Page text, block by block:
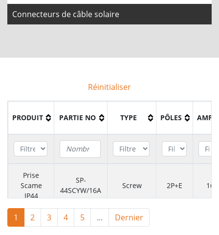
Connecteurs de câble solaire
Réinitialiser
PRODUIT PARTIE NO TYPE PÔLES AMPS
Prise
Scame
IP44
SP-
44SCYW/16A
Screw 2P+E 16
Prise
Scame
SP-
Screw
1 2 3 4 5 ... Dernier